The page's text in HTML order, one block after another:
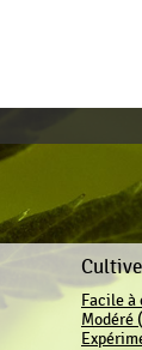
Facile
Modéré